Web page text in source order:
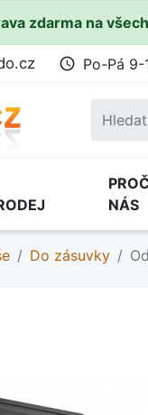
zdarma na
access_time Po-Pá 9-
NÁS
Do zásuvky